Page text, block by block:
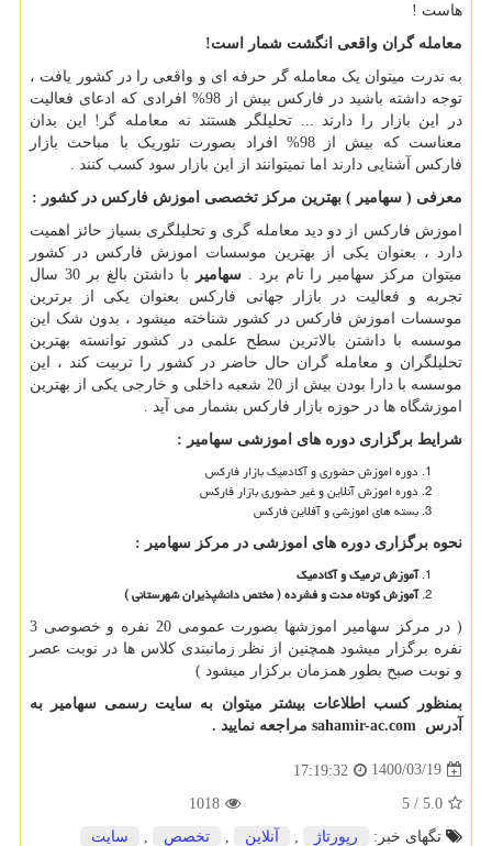
هاست !
معامله گران واقعی انگشت شمار است!
به ندرت میتوان یک معامله گر حرفه ای و واقعی را در کشور یافت ،
توجه داشته باشید در فارکس بیش از 98% افرادی که ادعای فعالیت
در این بازار را دارند ... تحلیلگر هستند نه معامله گر! این بدان
معناست که بیش از 98% افراد بصورت تئوریک با مباحث بازار
فارکس آشنایی دارند اما نمیتوانند از این بازار سود کسب کنند .
معرفی ( سهامیر ) بهترین مرکز تخصصی اموزش فارکس در کشور :
اموزش فارکس از دو دید معامله گری و تحلیلگری بسیاز حائز اهمیت
دارد ، بعنوان یکی از بهترین موسسات اموزش فارکس در کشور
میتوان مرکز سهامیر را نام برد . سهامیر
با داشتن بالغ بر 30 سال
تجربه و فعالیت در بازار جهانی فارکس بعنوان یکی از برترین
موسسات اموزش فارکس در کشور شناخته میشود ، بدون شک این
موسسه با داشتن بالاترین سطح علمی در کشور توانسته بهترین
تحلیلگران و معامله گران حال حاضر در کشور را تربیت کند ، این
موسسه با دارا بودن بیش از 20 شعبه داخلی و خارجی یکی از بهترین
اموزشگاه ها در حوزه بازار فارکس بشمار می آید .
شرایط برگزاری دوره های اموزشی سهامیر :
دوره اموزش حضوری و آکادمیک بازار فارکس
دوره اموزش آنلاین و غیر حضوری بازار فارکس
بسته های اموزشی و آفلاین فارکس
نحوه برگزاری دوره های اموزشی در مرکز سهامیر :
آموزش ترمیک و آکادمیک
آموزش کوتاه مدت و فشرده ( مختص دانشپذیران شهرستانی )
( در مرکز سهامیر اموزشها بصورت عمومی 20 نفره و خصوصی 3
نفره برگزار میشود همچنین از نظر زمانبندی کلاس ها در نوبت عصر
و نوبت صبح بطور همزمان برکزار میشود )
بمنظور کسب اطلاعات بیشتر میتوان به سایت رسمی سهامیر به
آدرس sahamir-ac.com مراجعه نمایید .
1400/03/19
17:19:32
5.0
/
5
1018
تگهای خبر:
رپورتاژ آنلاین تخصص سایت